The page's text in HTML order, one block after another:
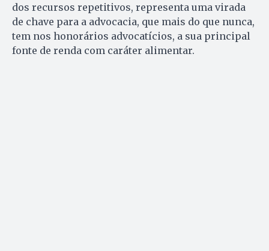
dos recursos repetitivos, representa uma virada
de chave para a advocacia, que mais do que nunca,
tem nos honorários advocatícios, a sua principal
fonte de renda com caráter alimentar.